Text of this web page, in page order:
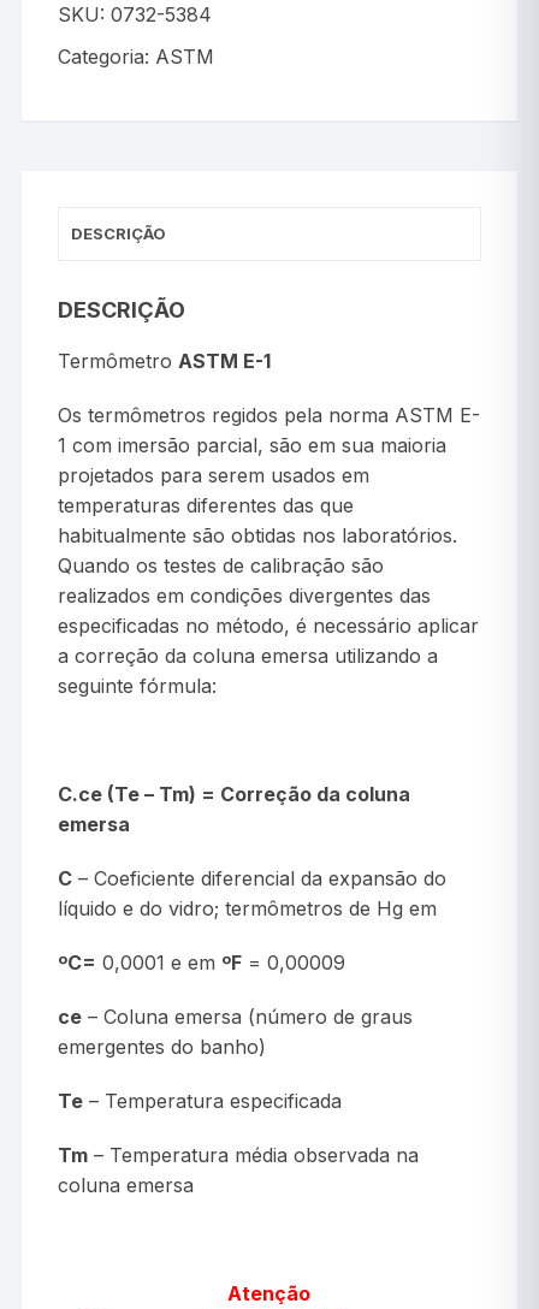
SKU:0732-5384
Categoria: ASTM
DESCRIÇÃO
DESCRIÇÃO
Termômetro ASTM E-1
Os termômetros regidos pela norma ASTM E-
1 com imersão parcial, são em sua maioria
projetados para serem usados em
temperaturas diferentes das que
habitualmente são obtidas nos laboratórios.
Quando os testes de calibração são
realizados em condições divergentes das
especificadas no método, é necessário aplicar
a correção da coluna emersa utilizando a
seguinte fórmula:
C.ce (Te – Tm) = Correção da coluna
emersa
C – Coeficiente diferencial da expansão do
líquido e do vidro; termômetros de Hg em
ºC= 0,0001 e em ºF = 0,00009
ce – Coluna emersa (número de graus
emergentes do banho)
Te – Temperatura especificada
Tm – Temperatura média observada na
coluna emersa
Atenção